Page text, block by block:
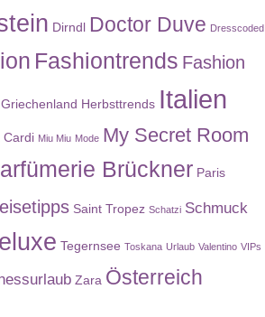
Dirndl Doctor Duve Dresscoded
Fashiontrends Fashion
Griechenland Herbsttrends Italien
Cardi Miu Miu Mode My Secret Room
Brückner Paris
Saint Tropez Schatzi Schmuck
Tegernsee Toskana Urlaub Valentino VIPs
Zara Österreich